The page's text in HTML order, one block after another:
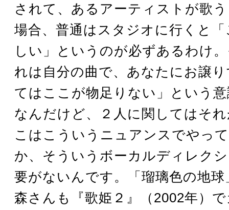
されて、あるアーティストが歌
場合、普通はスタジオに行くと
しい」というのが必ずあるわけ
れは自分の曲で、あなたにお譲
てはここが物足りない」という
なんだけど、２人に関してはそ
こはこういうニュアンスでやっ
か、そういうボーカルディレク
要がないんです。「瑠璃色の地球
森さんも『歌姫２』（2002年）